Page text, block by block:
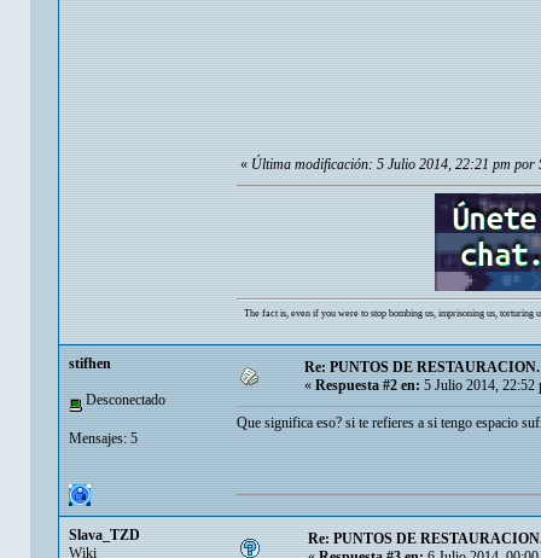
« Última modificación: 5 Julio 2014, 22:21 pm por
The fact is, even if you were to stop bombing us, imprisoning us,
stifhen
Desconectado
Mensajes: 5
Re: PUNTOS DE RESTAURACION.
«Respuesta #2 en:5 Julio 2014, 22:52
Que significa eso? si te refieres a si tengo espacio
Slava_TZD
Wiki
Re: PUNTOS DE